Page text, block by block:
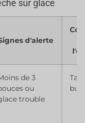
sur glace
d'alerte
de 3
ou
trouble